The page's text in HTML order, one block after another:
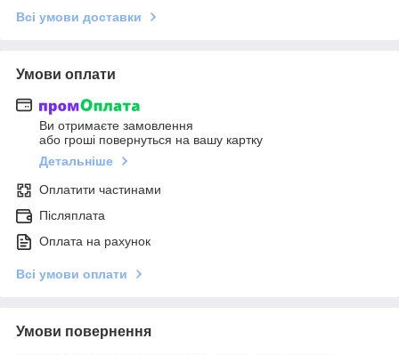
Всі умови доставки
Умови оплати
Ви отримаєте замовлення
або гроші повернуться на вашу картку
Детальніше
Оплатити частинами
Післяплата
Оплата на рахунок
Всі умови оплати
Умови повернення